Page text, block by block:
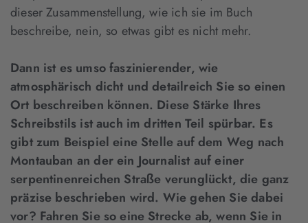
dieser Zusammenstellung, wie ich sie im Buch
beschreibe, nein, so etwas gibt es nicht mehr.
Dann ist es umso faszinierender, wie
atmosphärisch dicht und detailreich Sie so einen
Ort beschreiben können. Diese Stärke Ihres
Schreibstils ist auch im dritten Teil spürbar. Es
gibt zum Beispiel eine Stelle auf dem Weg nach
Montauban an der ein Journalist auf einer
serpentinenreichen Straße verunglückt, die ganz
präzise beschrieben wird. Wie gehen Sie dabei
vor? Fahren Sie so eine Strecke ab, wenn Sie in